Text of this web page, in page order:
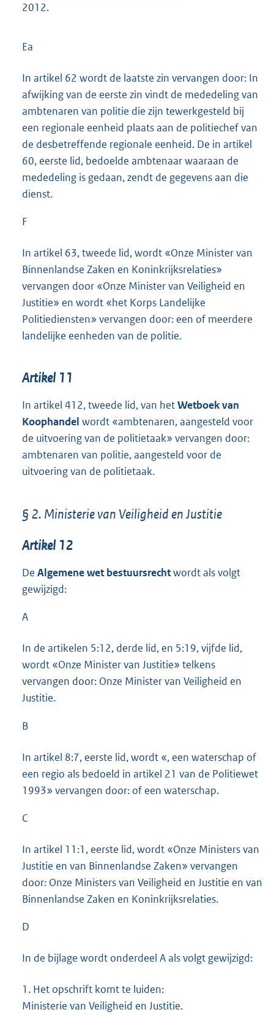
2012.
Ea
In artikel 62 wordt de laatste zin vervangen door: In
afwijking van de eerste zin vindt de mededeling van
ambtenaren van politie die zijn tewerkgesteld bij
een regionale eenheid plaats aan de politiechef van
de desbetreffende regionale eenheid. De in artikel
60, eerste lid, bedoelde ambtenaar waaraan de
mededeling is gedaan, zendt de gegevens aan die
dienst.
F
In artikel 63, tweede lid, wordt «Onze Minister van
Binnenlandse Zaken en Koninkrijksrelaties»
vervangen door «Onze Minister van Veiligheid en
Justitie» en wordt «het Korps Landelijke
Politiediensten» vervangen door: een of meerdere
landelijke eenheden van de politie.
Artikel 11
In artikel 412, tweede lid, van hetWetboek van
Koophandel wordt «ambtenaren, aangesteld voor
de uitvoering van de politietaak» vervangen door:
ambtenaren van politie, aangesteld voor de
uitvoering van de politietaak.
§ 2. Ministerie van Veiligheid en Justitie
Artikel 12
De Algemene wet bestuursrechtwordt als volgt
gewijzigd:
A
In de artikelen 5:12, derde lid, en 5:19, vijfde lid,
wordt «Onze Minister van Justitie» telkens
vervangen door: Onze Minister van Veiligheid en
Justitie.
B
In artikel 8:7, eerste lid, wordt «, een waterschap of
een regio als bedoeld in artikel 21 van de Politiewet
1993» vervangen door: of een waterschap.
C
In artikel 11:1, eerste lid, wordt «Onze Ministers van
Justitie en van Binnenlandse Zaken» vervangen
door: Onze Ministers van Veiligheid en Justitie en van
Binnenlandse Zaken en Koninkrijksrelaties.
D
In de bijlage wordt onderdeel A als volgt gewijzigd:
1. Het opschrift komt te luiden:
Ministerie van Veiligheid en Justitie.